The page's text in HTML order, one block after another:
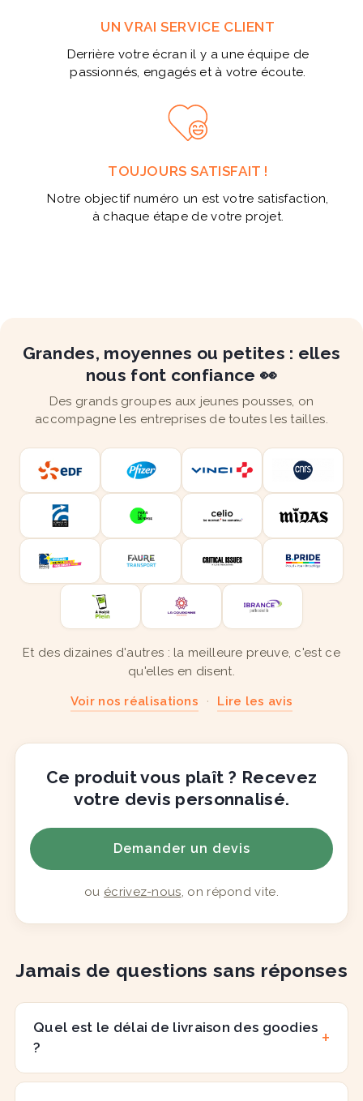
UN VRAI SERVICE CLIENT
Derrière votre écran il y a une équipe de
passionnés, engagés et à votre écoute.
TOUJOURS SATISFAIT !
Notre objectif numéro un est votre satisfaction,
à chaque étape de votre projet.
Grandes, moyennes ou petites : elles
nous font confiance 👀
Des grands groupes aux jeunes pousses, on
accompagne les entreprises de toutes les tailles.
Et des dizaines d'autres : la meilleure preuve, c'est ce
qu'elles en disent.
Voir nos réalisations · Lire les avis
Ce produit vous plaît ? Recevez
votre devis personnalisé.
Demander un devis
ou écrivez-nous , on répond vite.
Jamais de questions sans réponses
Quel est le délai de livraison des goodies
?